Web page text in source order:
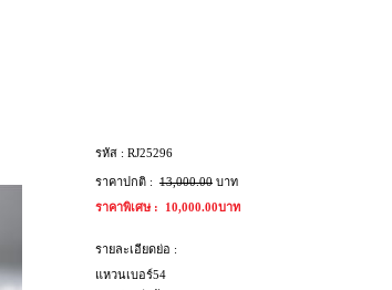
รหัส : RJ25296
ราคาปกติ : 13,000.00 บาท
ราคาพิเศษ :
10,000.00บาท
รายละเอียดย่อ :
แหวนเบอร์54